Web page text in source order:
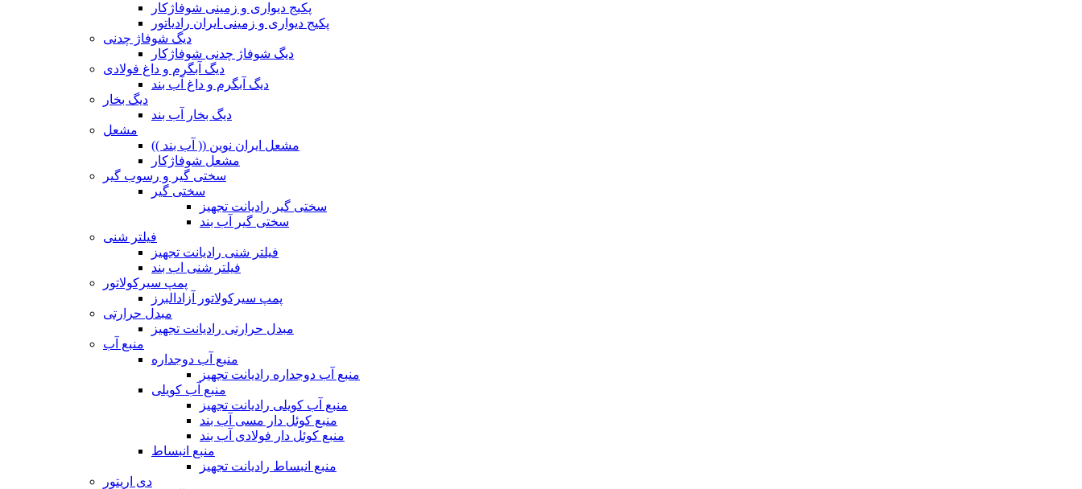
پکیج دیواری و زمینی شوفاژکار
پکیج دیواری و زمینی ایران رادیاتور
دیگ شوفاژ چدنی
دیگ شوفاژ چدنی شوفاژکار
دیگ آبگرم و داغ فولادی
دیگ آبگرم و داغ آب بند
دیگ بخار
دیگ بخار آب بند
مشعل
مشعل ایران نوین (( آب بند ))
مشعل شوفاژکار
سختی گیر و رسوب گیر
سختی گیر
سختی گیر رادیانت تجهیز
سختی گیر آب بند
فیلتر شنی
فیلتر شنی رادیانت تجهیز
فیلتر شنی اب بند
پمپ سیرکولاتور
پمپ سیرکولاتور آزادالبرز
مبدل حرارتی
مبدل حرارتی رادیانت تجهیز
منبع آب
منبع آب دوجداره
منبع آب دوجداره رادیانت تجهیز
منبع آب کویلی
منبع آب کویلی رادیانت تجهیز
منبع کوئل دار مسی آب بند
منبع کوئل دار فولادی آب بند
منبع انبساط
منبع انبساط رادیانت تجهیز
دی اریتور